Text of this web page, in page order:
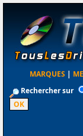
MARQUES |
Rechercher sur